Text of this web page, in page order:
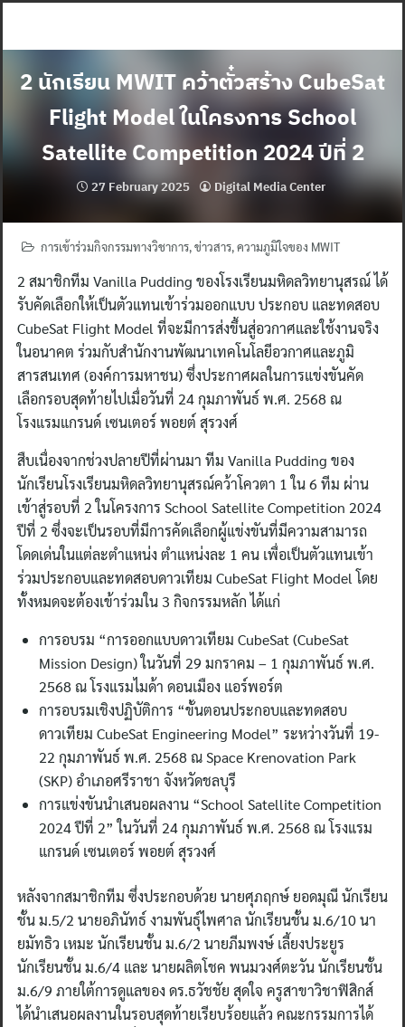
2 นักเรียน MWIT คว้าตั๋วสร้าง CubeSat
Flight Model ในโครงการ School
Satellite Competition 2024 ปีที่ 2
27 February 2025 Digital Media Center
การเข้าร่วมกิจกรรมทางวิชาการ,ข่าวสาร,ความภูมิใจของ MWIT
2 สมาชิกทีม Vanilla Pudding ของโรงเรียนมหิดลวิทยานุสรณ์ ได้
รับคัดเลือกให้เป็นตัวแทนเข้าร่วมออกแบบ ประกอบ และทดสอบ
CubeSat Flight Model ที่จะมีการส่งขึ้นสู่อวกาศและใช้งานจริง
ในอนาคต ร่วมกับสำนักงานพัฒนาเทคโนโลยีอวกาศและภูมิ
สารสนเทศ (องค์การมหาชน) ซึ่งประกาศผลในการแข่งขันคัด
เลือกรอบสุดท้ายไปเมื่อวันที่ 24 กุมภาพันธ์ พ.ศ. 2568 ณ
โรงแรมแกรนด์ เซนเตอร์ พอยต์ สุรวงศ์
สืบเนื่องจากช่วงปลายปีที่ผ่านมา ทีม Vanilla Pudding ของ
นักเรียนโรงเรียนมหิดลวิทยานุสรณ์คว้าโควตา 1 ใน 6 ทีม ผ่าน
เข้าสู่รอบที่ 2 ในโครงการ School Satellite Competition 2024
ปีที่ 2 ซึ่งจะเป็นรอบที่มีการคัดเลือกผู้แข่งขันที่มีความสามารถ
โดดเด่นในแต่ละตำแหน่ง ตำแหน่งละ 1 คน เพื่อเป็นตัวแทนเข้า
ร่วมประกอบและทดสอบดาวเทียม CubeSat Flight Model โดย
ทั้งหมดจะต้องเข้าร่วมใน 3 กิจกรรมหลัก ได้แก่
การอบรม “การออกแบบดาวเทียม CubeSat (CubeSat
Mission Design) ในวันที่ 29 มกราคม – 1 กุมภาพันธ์ พ.ศ.
2568 ณ โรงแรมไมด้า ดอนเมือง แอร์พอร์ต
การอบรมเชิงปฏิบัติการ “ขั้นตอนประกอบและทดสอบ
ดาวเทียม CubeSat Engineering Model” ระหว่างวันที่ 19-
22 กุมภาพันธ์ พ.ศ. 2568 ณ Space Krenovation Park
(SKP) อำเภอศรีราชา จังหวัดชลบุรี
การแข่งขันนำเสนอผลงาน “School Satellite Competition
2024 ปีที่ 2” ในวันที่ 24 กุมภาพันธ์ พ.ศ. 2568 ณ โรงแรม
แกรนด์ เซนเตอร์ พอยต์ สุรวงศ์
หลังจากสมาชิกทีม ซึ่งประกอบด้วย นายศุภฤกษ์ ยอดมุณี นักเรียน
ชั้น ม.5/2 นายอภินัทธ์ งามพันธุ์ไพศาล นักเรียนชั้น ม.6/10 นา
ยมัทธิว เหมะ นักเรียนชั้น ม.6/2 นายภีมพงษ์ เลี้ยงประยูร
นักเรียนชั้น ม.6/4 และ นายผลิตโชค พนมวงศ์ตะวัน นักเรียนชั้น
ม.6/9 ภายใต้การดูแลของ ดร.ธวัชชัย สุดใจ ครูสาขาวิชาฟิสิกส์
ได้นำเสนอผลงานในรอบสุดท้ายเรียบร้อยแล้ว คณะกรรมการได้